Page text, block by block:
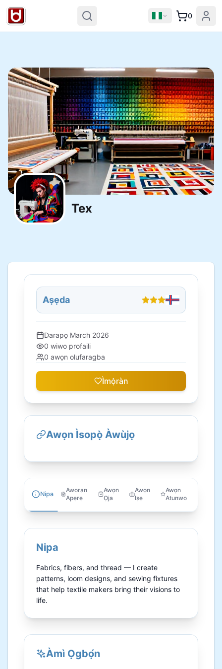
0
Tex
Aṣẹda
Darapọ March 2026
0 wiwo profaili
0 awọn olufaragba
Ìmọ̀ràn
Awọn Ìsopọ̀ Àwùjọ
Nipa
Aworan
Apẹrẹ
Awọn
Ọja
Awọn
Iṣẹ
Awọn
Atunwo
Nipa
Fabrics, fibers, and thread — I create
patterns, loom designs, and sewing fixtures
that help textile makers bring their visions to
life.
Àmì Ọgbọ́n